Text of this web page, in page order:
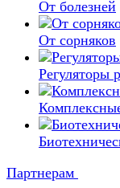
От болезней
От сорняков
Регуляторы
Партнерам